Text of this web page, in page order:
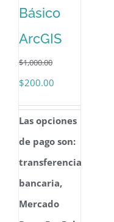
Básico
ArcGIS
$1,000.00
El
precio
original
era:
$1,000.00.
$200.00
precio
actual
es:
$200.00.
Las opciones
de pago son:
transferencia
bancaria,
Mercado